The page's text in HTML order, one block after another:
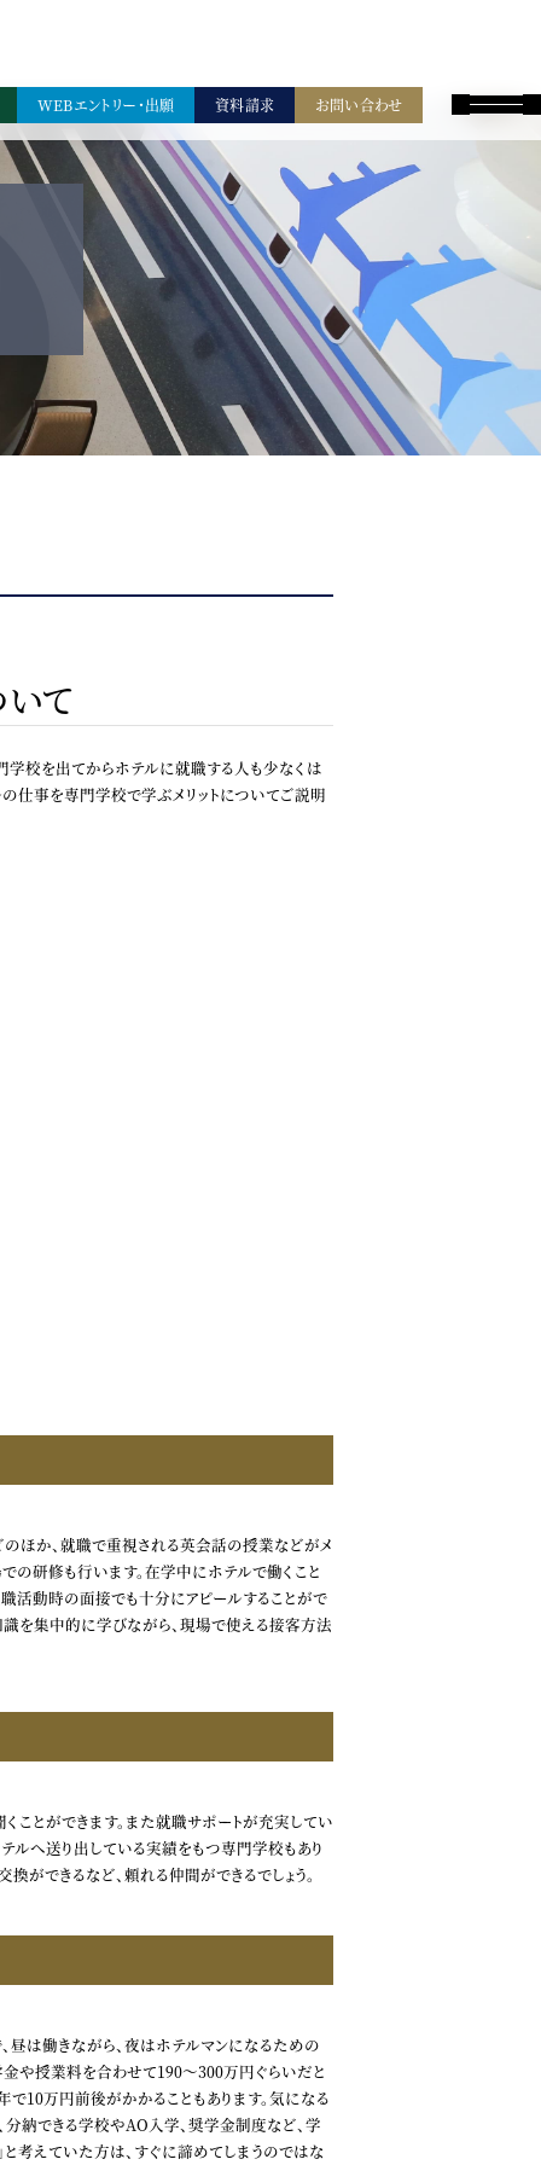
WEBエントリー・出願 資料請求 お問い合わせ
て
学校を出てからホテルに就職する人も少なくは
仕事を専門学校で学ぶメリットについてご説明
ほか、就職で重視される英会話の授業などがメ
の研修も行います。在学中にホテルで働くこと
活動時の面接でも十分にアピールすることがで
識を集中的に学びながら、現場で使える接客方法
とができます。また就職サポートが充実してい
ルへ送り出している実績をもつ専門学校もあり
ができるなど、頼れる仲間ができるでしょう。
昼は働きながら、夜はホテルマンになるための
や授業料を合わせて190～300万円ぐらいだと
10万円前後がかかることもあります。気になる
分納できる学校やAO入学、奨学金制度など、学
考えていた方は、すぐに諦めてしまうのではな